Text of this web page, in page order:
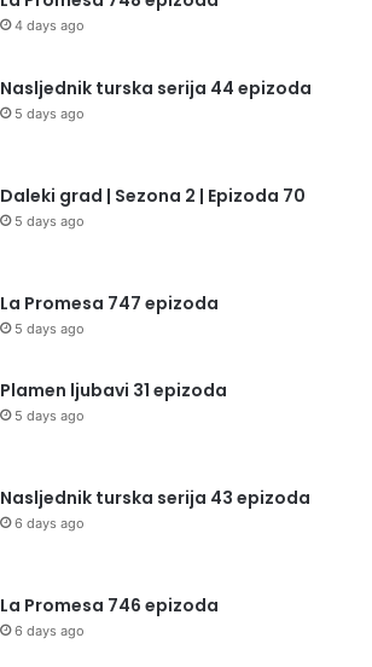
4 days ago
Nasljednik turska serija 44 epizoda
5 days ago
Daleki grad | Sezona 2 | Epizoda 70
5 days ago
La Promesa 747 epizoda
5 days ago
Plamen ljubavi 31 epizoda
5 days ago
Nasljednik turska serija 43 epizoda
6 days ago
La Promesa 746 epizoda
6 days ago